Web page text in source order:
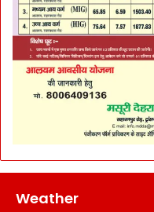
Weather